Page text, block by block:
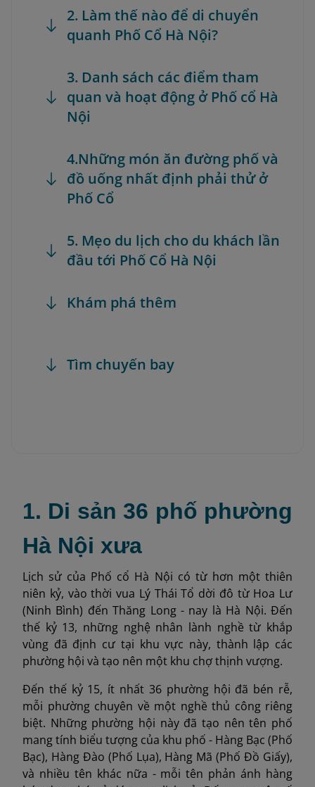
2. Làm thế nào để di chuyển
quanh Phố Cổ Hà Nội?
3. Danh sách các điểm tham
quan và hoạt động ở Phố cổ Hà
Nội
4.Những món ăn đường phố và
đồ uống nhất định phải thử ở
Phố Cổ
5. Mẹo du lịch cho du khách lần
đầu tới Phố Cổ Hà Nội
Khám phá thêm
Tìm chuyến bay
1. Di sản 36 phố phường
Hà Nội xưa
Lịch sử của Phố cổ Hà Nội có từ hơn một thiên
niên kỷ, vào thời vua Lý Thái Tổ dời đô từ Hoa Lư
(Ninh Bình) đến Thăng Long - nay là Hà Nội. Đến
thế kỷ 13, những nghệ nhân lành nghề từ khắp
vùng đã định cư tại khu vực này, thành lập các
phường hội và tạo nên một khu chợ thịnh vượng.
Đến thế kỷ 15, ít nhất 36 phường hội đã bén rễ,
mỗi phường chuyên về một nghề thủ công riêng
biệt. Những phường hội này đã tạo nên tên phố
mang tính biểu tượng của khu phố - Hàng Bạc (Phố
Bạc), Hàng Đào (Phố Lụa), Hàng Mã (Phố Đồ Giấy),
và nhiều tên khác nữa - mỗi tên phản ánh hàng